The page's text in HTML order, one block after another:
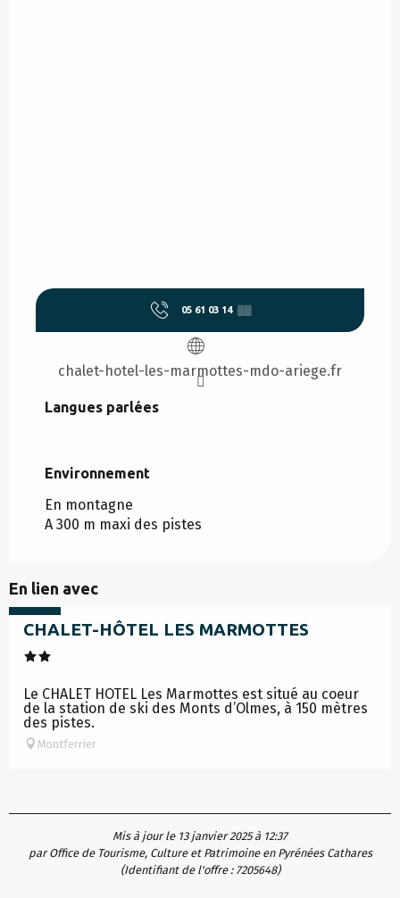
05 61 03 14 ▒▒
chalet-hotel-les-marmottes-mdo-ariege.fr
Langues parlées
Langues parlées
Environnement
Environnement
En montagne
A 300 m maxi des pistes
En lien avec
87€
CHALET-HÔTEL LES MARMOTTES
Le CHALET HOTEL Les Marmottes est situé au coeur
de la station de ski des Monts d’Olmes, à 150 mètres
des pistes.
Montferrier
Mis à jour le 13 janvier 2025 à 12:37
par Office de Tourisme, Culture et Patrimoine en Pyrénées Cathares
(Identifiant de l'offre : 7205648)